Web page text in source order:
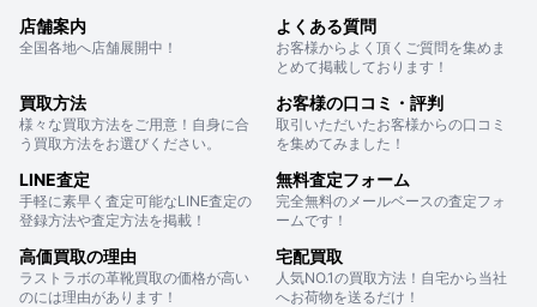
店舗案内
全国各地へ店舗展開中！
よくある質問
お客様からよく頂くご質問を集めま
とめて掲載しております！
買取方法
様々な買取方法をご用意！自身に合
う買取方法をお選びください。
お客様の口コミ・評判
取引いただいたお客様からの口コミ
を集めてみました！
LINE査定
手軽に素早く査定可能なLINE査定の
登録方法や査定方法を掲載！
無料査定フォーム
完全無料のメールベースの査定フォ
ームです！
高価買取の理由
ラストラボの革靴買取の価格が高い
のには理由があります！
宅配買取
人気NO.1の買取方法！自宅から当社
へお荷物を送るだけ！